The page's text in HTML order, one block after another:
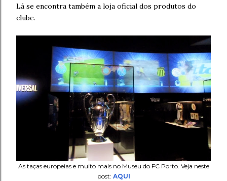
Lá se encontra também a loja oficial dos produtos do
clube.
As taças europeias e muito mais no Museu do FC Porto. Veja neste
post: AQUI